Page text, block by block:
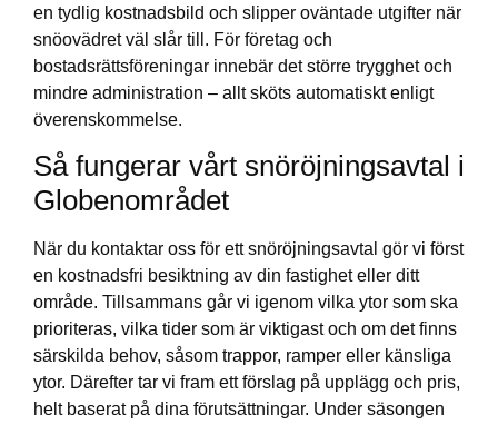
en tydlig kostnadsbild och slipper oväntade utgifter när
snöovädret väl slår till. För företag och
bostadsrättsföreningar innebär det större trygghet och
mindre administration – allt sköts automatiskt enligt
överenskommelse.
Så fungerar vårt snöröjningsavtal i
Globenområdet
När du kontaktar oss för ett snöröjningsavtal gör vi först
en kostnadsfri besiktning av din fastighet eller ditt
område. Tillsammans går vi igenom vilka ytor som ska
prioriteras, vilka tider som är viktigast och om det finns
särskilda behov, såsom trappor, ramper eller känsliga
ytor. Därefter tar vi fram ett förslag på upplägg och pris,
helt baserat på dina förutsättningar. Under säsongen